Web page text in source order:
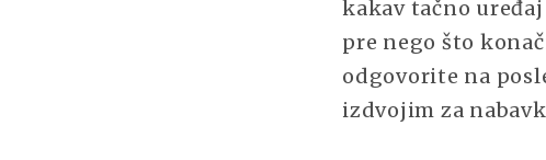
kakav tačno
pre nego što
odgovorite na
izdvojim za